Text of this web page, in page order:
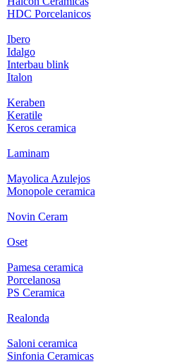
HDC Porcelanicos
Ibero
Idalgo
Interbau blink
Italon
Keraben
Keratile
Keros ceramica
Laminam
Mayolica Azulejos
Monopole ceramica
Novin Ceram
Oset
Pamesa ceramica
Porcelanosa
PS Ceramica
Realonda
Saloni ceramica
Sinfonia Ceramicas